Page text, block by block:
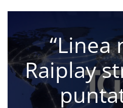
“Linea
Raiplay